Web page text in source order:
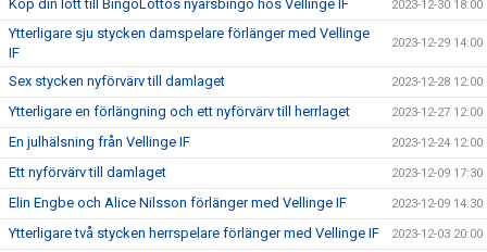
Köp din lott till BingoLottos nyårsbingo hos Vellinge IF 2023-12-30 18:00
Ytterligare sju stycken damspelare förlänger med Vellinge
IF
2023-12-29 14:00
Sex stycken nyförvärv till damlaget 2023-12-28 12:00
Ytterligare en förlängning och ett nyförvärv till herrlaget 2023-12-27 12:00
En julhälsning från Vellinge IF 2023-12-24 12:00
Ett nyförvärv till damlaget 2023-12-09 17:30
Elin Engbe och Alice Nilsson förlänger med Vellinge IF 2023-12-09 14:30
Ytterligare två stycken herrspelare förlänger med Vellinge IF 2023-12-03 20:00